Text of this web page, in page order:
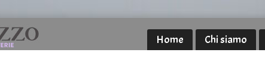
Home Chi siamo